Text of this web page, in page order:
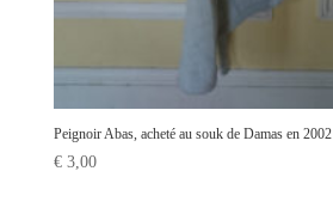
Peignoir Abas, acheté au souk de Damas en 2002
€3,00